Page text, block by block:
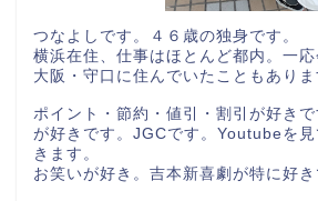
つなよしです。４６歳の独身です。
横浜在住、仕事はほとんど都内。一応
大阪・守口に住んでいたこともありま
ポイント・節約・値引・割引が好き
が好きです。JGCです。Youtubeを
きます。
お笑いが好き。吉本新喜劇が特に好き